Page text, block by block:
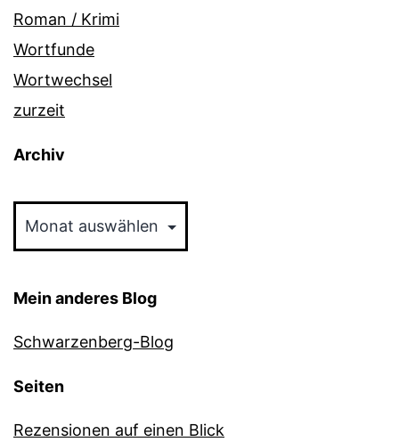
Roman / Krimi
Wortfunde
Wortwechsel
zurzeit
Archiv
Mein anderes Blog
Schwarzenberg-Blog
Seiten
Rezensionen auf einen Blick